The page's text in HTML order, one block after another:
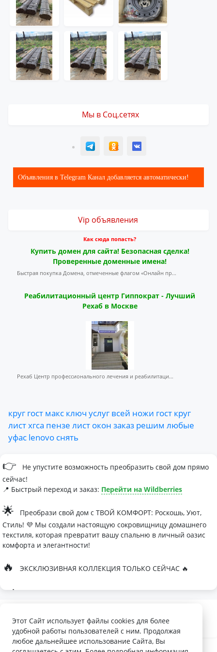
Мы в Соц.сетях
T ОК ВК
Объявления в Telegram Канал добавляется автоматически!
Vip объявления
Как сюда попасть?
Купить домен для сайта! Безопасная сделка!
Проверенные доменные имена!
Быстрая покупка Домена, отмеченные флагом «Онлайн пр...
Реабилитационный центр Гиппократ - Лучший
Рехаб в Москве
Рехаб Центр профессионального лечения и реабилитаци...
круг гост макс ключ услуг всей ножи гост круг
листхгса пензе лист окон заказ решим любые
уфас lenovo снять
👉
Не упустите возможность преобразить свой дом прямо
сейчас!
📍 Быстрый переход и заказ: Перейти на Wildberries
🌟
Преобрази свой дом с ТВОЙ КОМФОРТ: Роскошь, Уют,
Стиль! 💜 Мы создали настоящую сокровищницу домашнего
текстиля, которая превратит вашу спальню в личный оазис
комфорта и элегантности!
🔥 ЭКСКЛЮЗИВНАЯ КОЛЛЕКЦИЯ ТОЛЬКО СЕЙЧАС 🔥
🛏
Палитра изысканных оттенков:
- Темно-серый для минималистичных интерьеров
- Сиреневый для романтичных натур
Этот Сайт использует файлы cookies для более
удобной работы пользователей с ним. Продолжая
любое дальнейшее использование Сайта, Вы